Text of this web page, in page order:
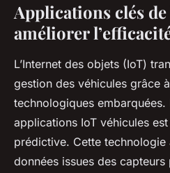
Applications clés
améliorer
L’Internet des objets (IoT)
gestion des véhicules grâce
technologiques embarquées.
applications IoT véhicules
prédictive. Cette technologie
données issues des